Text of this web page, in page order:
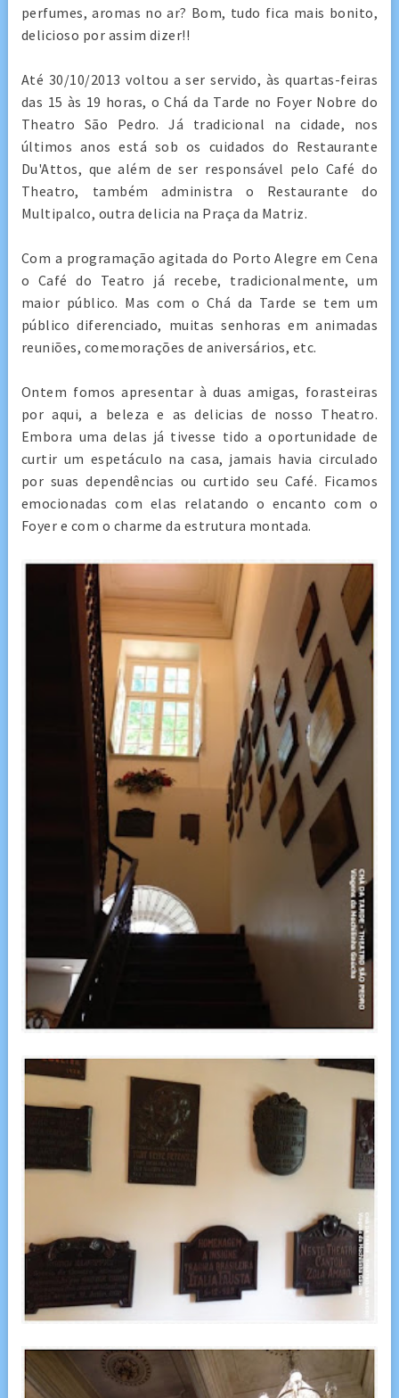
perfumes, aromas no ar? Bom, tudo fica mais bonito,
delicioso por assim dizer!!
Até 30/10/2013 voltou a ser servido, às quartas-feiras
das 15 às 19 horas, o Chá da Tarde no Foyer Nobre do
Theatro São Pedro. Já tradicional na cidade, nos
últimos anos está sob os cuidados do Restaurante
Du'Attos, que além de ser responsável pelo Café do
Theatro, também administra o Restaurante do
Multipalco, outra delicia na Praça da Matriz.
Com a programação agitada do Porto Alegre em Cena
o Café do Teatro já recebe, tradicionalmente, um
maior público. Mas com o Chá da Tarde se tem um
público diferenciado, muitas senhoras em animadas
reuniões, comemorações de aniversários, etc.
Ontem fomos apresentar à duas amigas, forasteiras
por aqui, a beleza e as delicias de nosso Theatro.
Embora uma delas já tivesse tido a oportunidade de
curtir um espetáculo na casa, jamais havia circulado
por suas dependências ou curtido seu Café. Ficamos
emocionadas com elas relatando o encanto com o
Foyer e com o charme da estrutura montada.